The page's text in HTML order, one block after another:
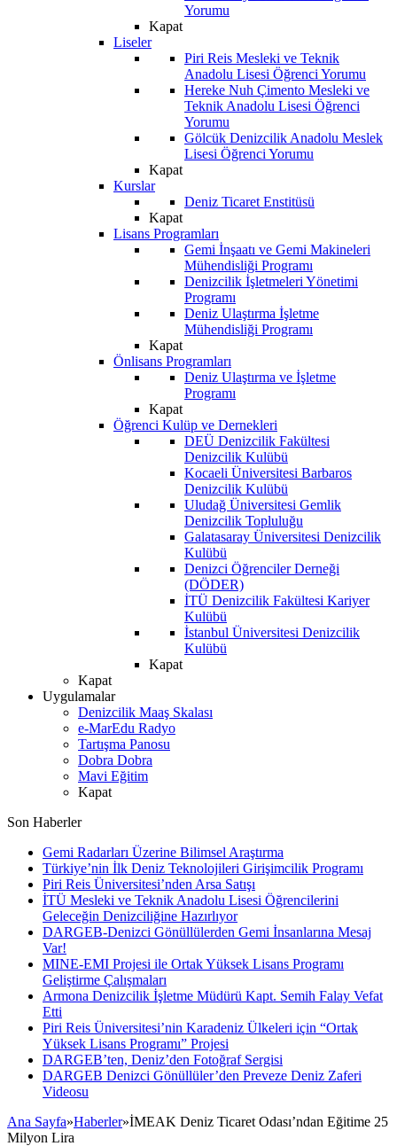
Yorumu
Kapat
Liseler
Piri Reis Mesleki ve Teknik
Anadolu Lisesi Öğrenci Yorumu
Hereke Nuh Çimento Mesleki ve
Teknik Anadolu Lisesi Öğrenci
Yorumu
Gölcük Denizcilik Anadolu Meslek
Lisesi Öğrenci Yorumu
Kapat
Kurslar
Deniz Ticaret Enstitüsü
Kapat
Lisans Programları
Gemi İnşaatı ve Gemi Makineleri
Mühendisliği Programı
Denizcilik İşletmeleri Yönetimi
Programı
Deniz Ulaştırma İşletme
Mühendisliği Programı
Kapat
Önlisans Programları
Deniz Ulaştırma ve İşletme
Programı
Kapat
Öğrenci Kulüp ve Dernekleri
DEÜ Denizcilik Fakültesi
Denizcilik Kulübü
Kocaeli Üniversitesi Barbaros
Denizcilik Kulübü
Uludağ Üniversitesi Gemlik
Denizcilik Topluluğu
Galatasaray Üniversitesi Denizcilik
Kulübü
Denizci Öğrenciler Derneği
(DÖDER)
İTÜ Denizcilik Fakültesi Kariyer
Kulübü
İstanbul Üniversitesi Denizcilik
Kulübü
Kapat
Kapat
Uygulamalar
Denizcilik Maaş Skalası
e-MarEdu Radyo
Tartışma Panosu
Dobra Dobra
Mavi Eğitim
Kapat
Son Haberler
Gemi Radarları Üzerine Bilimsel Araştırma
Türkiye’nin İlk Deniz Teknolojileri Girişimcilik Programı
Piri Reis Üniversitesi’nden Arsa Satışı
İTÜ Mesleki ve Teknik Anadolu Lisesi Öğrencilerini
Geleceğin Denizciliğine Hazırlıyor
DARGEB-Denizci Gönüllülerden Gemi İnsanlarına Mesaj
Var!
MINE-EMI Projesi ile Ortak Yüksek Lisans Programı
Geliştirme Çalışmaları
Armona Denizcilik İşletme Müdürü Kapt. Semih Falay Vefat
Etti
Piri Reis Üniversitesi’nin Karadeniz Ülkeleri için “Ortak
Yüksek Lisans Programı” Projesi
DARGEB’ten, Deniz’den Fotoğraf Sergisi
DARGEB Denizci Gönüllüler’den Preveze Deniz Zaferi
Videosu
Ana Sayfa»Haberler»İMEAK Deniz Ticaret Odası’ndan Eğitime 25
Milyon Lira